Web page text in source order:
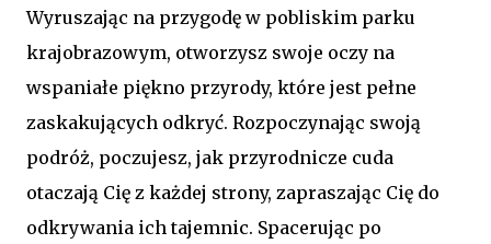
Wyruszając na przygodę w pobliskim parku
krajobrazowym, otworzysz swoje oczy na
wspaniałe piękno przyrody, które jest pełne
zaskakujących odkryć. Rozpoczynając swoją
podróż, poczujesz, jak przyrodnicze cuda
otaczają Cię z każdej strony, zapraszając Cię do
odkrywania ich tajemnic. Spacerując po